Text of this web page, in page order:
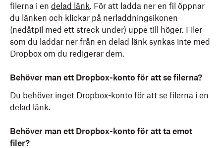
filerna i en delad länk. För att ladda ner en fil öppnar
du länken och klickar på nerladdningsikonen
(nedåtpil med ett streck under) uppe till höger. Filer
som du laddar ner från en delad länk synkas inte med
Dropbox om du redigerar dem.
Behöver man ett Dropbox-konto för att se filerna?
Du behöver inget Dropbox-konto för att se filerna i en
delad länk.
Behöver man ett Dropbox-konto för att ta emot
filer?